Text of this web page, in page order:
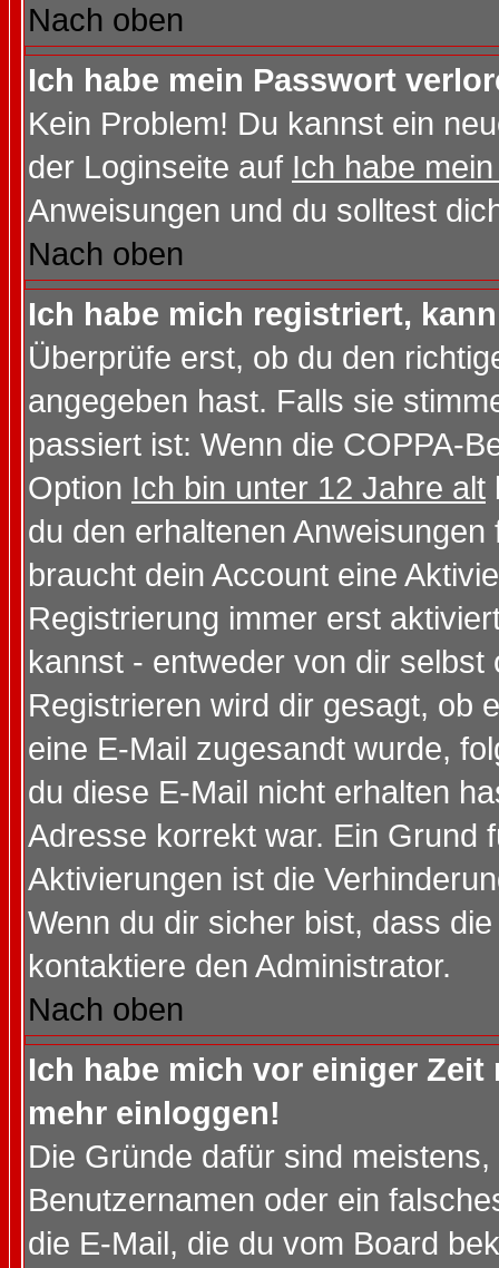
Nach oben
Ich habe mein Passwort
Kein Problem! Du kannst ein
der Loginseite auf Ich habe
Anweisungen und du solltest
Nach oben
Ich habe mich registriert,
Überprüfe erst, ob du den
angegeben hast. Falls sie
passiert ist: Wenn die COPPA-
Option Ich bin unter 12 Jahre alt
du den erhaltenen
braucht dein Account eine
Registrierung immer erst
kannst - entweder von dir selbst
Registrieren wird dir gesagt, ob
eine E-Mail zugesandt wurde,
du diese E-Mail nicht erhalten
Adresse korrekt war. Ein Grund
Aktivierungen ist die
Wenn du dir sicher bist, dass
kontaktiere den Administrator.
Nach oben
Ich habe mich vor einiger
mehr einloggen!
Die Gründe dafür sind
Benutzernamen oder ein
die E-Mail, die du vom Board